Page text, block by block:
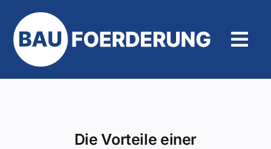
Inhalt
springen
Die Vorteile einer